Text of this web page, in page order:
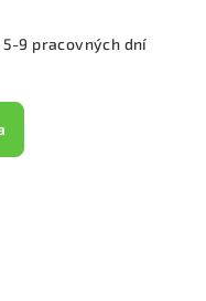
5-9 pracovných dní